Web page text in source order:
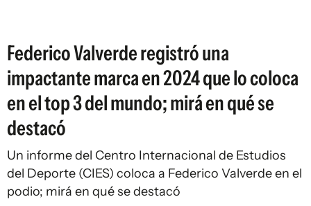
Federico Valverde registró una
impactante marca en 2024 que lo coloca
en el top 3 del mundo; mirá en qué se
destacó
Un informe del Centro Internacional de Estudios
del Deporte (CIES) coloca a Federico Valverde en el
podio; mirá en qué se destacó